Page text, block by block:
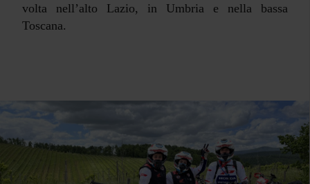
volta nell’alto Lazio, in Umbria e nella bassa
Toscana.